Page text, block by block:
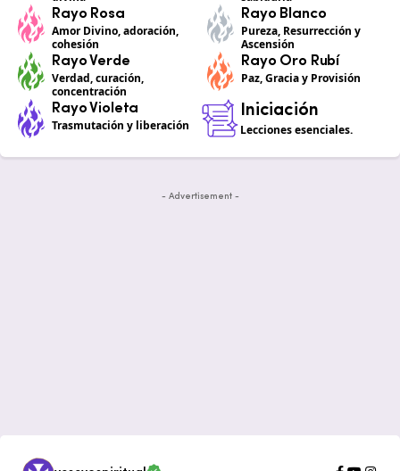
Rayo Rosa
Amor Divino, adoración,
cohesión
Rayo Blanco
Pureza, Resurrección y
Ascensión
Rayo Verde
Verdad, curación,
concentración
Rayo Oro Rubí
Paz, Gracia y Provisión
Rayo Violeta
Trasmutación y liberación
Iniciación
Lecciones esenciales.
- Advertisement -